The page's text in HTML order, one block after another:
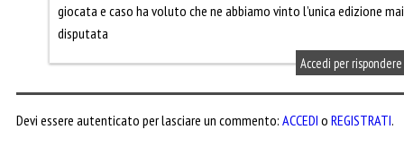
giocata e caso ha voluto che ne abbiamo vinto l’unica edizione mai
disputata
Accedi per rispondere
Devi essere autenticato per lasciare un commento: ACCEDI o REGISTRATI.